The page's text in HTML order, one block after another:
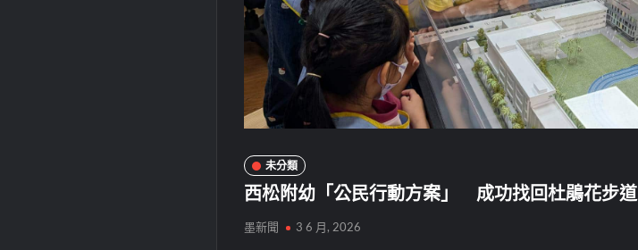
未分類
西松附幼「公民行動方案」 成功找回杜鵑花步道
墨新聞 3 6 月, 2026